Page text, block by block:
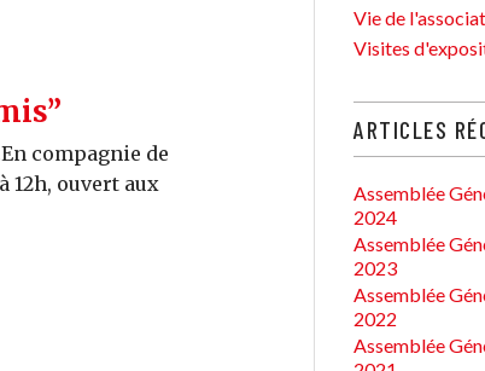
compagnie de
12h, ouvert aux
Vie de
Visites
ARTICLES
Assemblée
2024
Assemblée
2023
Assemblée
2022
Assemblée